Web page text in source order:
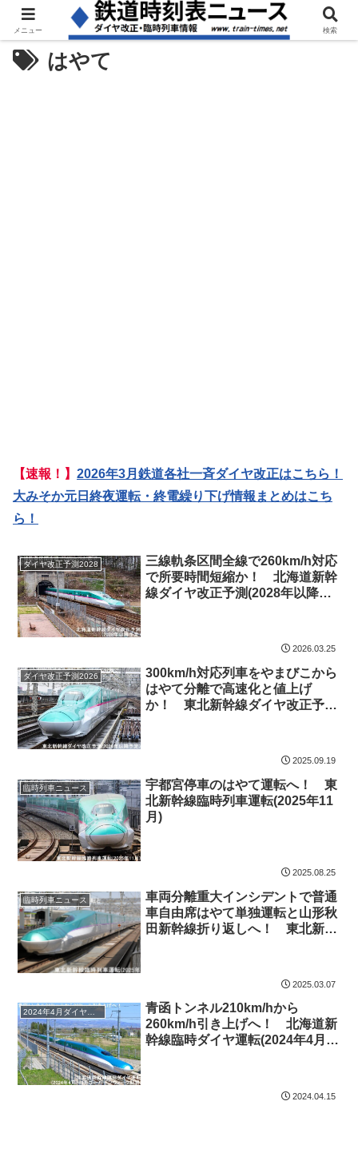
はやて
【速報！】 2026年3月鉄道各社一斉ダイヤ改正はこちら！
大みそか元日終夜運転・終電繰り下げ情報まとめはこち
ら！
ダイヤ改正予測2028
三線軌条区間全線で260km/h対応
で所要時間短縮か！ 北海道新幹
線ダイヤ改正予測(2028年以降予
2026.03.25
ダイヤ改正予測2026
300km/h対応列車をやまびこから
はやて分離で高速化と値上げ
か！ 東北新幹線ダイヤ改正予測
2025.09.19
臨時列車ニュース
宇都宮停車のはやて運転へ！ 東
北新幹線臨時列車運転(2025年11
月)
2025.08.25
臨時列車ニュース
車両分離重大インシデントで普通
車自由席はやて単独運転と山形秋
田新幹線折り返しへ！ 東北新幹
2025.03.07
青函トンネル210km/hから
260km/h引き上げへ！ 北海道新
幹線臨時ダイヤ運転(2024年4月～
2024.04.15
メニュー 検索